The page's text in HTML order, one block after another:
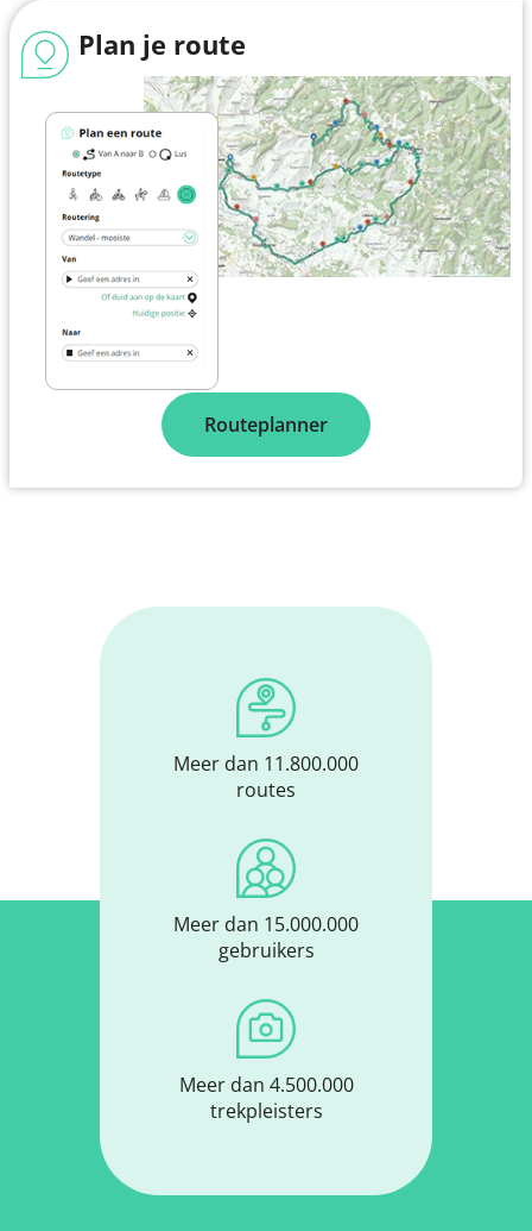
Plan je route
Routeplanner
Meer dan 11.800.000
routes
Meer dan 15.000.000
gebruikers
Meer dan 4.500.000
trekpleisters